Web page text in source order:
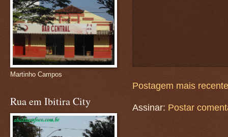
Postagem mais recente
Assinar: Postar
Martinho Campos
Rua em Ibitira City